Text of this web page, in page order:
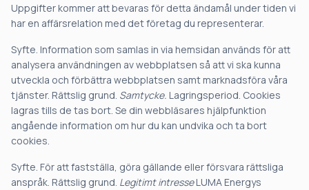
Uppgifter kommer att bevaras för detta ändamål under tiden vi
har en affärsrelation med det företag du representerar.
Syfte. Information som samlas in via hemsidan används för att
analysera användningen av webbplatsen så att vi ska kunna
utveckla och förbättra webbplatsen samt marknadsföra våra
tjänster. Rättslig grund. Samtycke. Lagringsperiod. Cookies
lagras tills de tas bort. Se din webbläsares hjälpfunktion
angående information om hur du kan undvika och ta bort
cookies.
Syfte. För att fastställa, göra gällande eller försvara rättsliga
anspråk. Rättslig grund. Legitimt intresseLUMA Energys